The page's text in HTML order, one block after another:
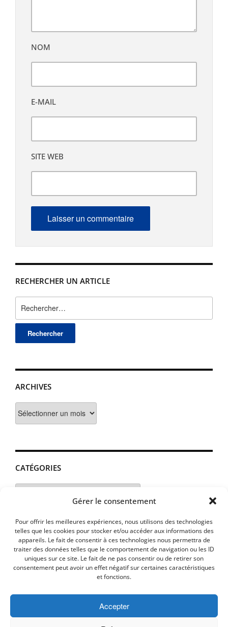
Gérer le consentement
Pour offrir les meilleures expériences, nous utilisons des technologies
telles que les cookies pour stocker et/ou accéder aux informations des
appareils. Le fait de consentir à ces technologies nous permettra de
traiter des données telles que le comportement de navigation ou les ID
uniques sur ce site. Le fait de ne pas consentir ou de retirer son
consentement peut avoir un effet négatif sur certaines caractéristiques
et fonctions.
Accepter
RECHERCHER UN ARTICLE
ARCHIVES
CATÉGORIES
Catégories
NOM
E-MAIL
SITE WEB
PLAN D’ACCES